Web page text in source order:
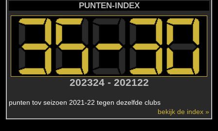
PUNTEN-INDEX
202324 - 202122
punten tov seizoen 2021-22 tegen dezelfde clubs
bekijk de index »